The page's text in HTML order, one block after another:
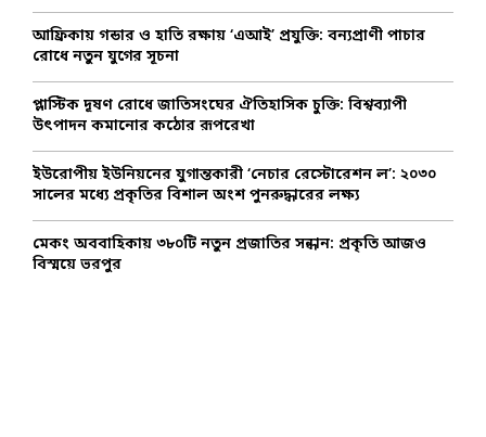
আফ্রিকায় গন্ডার ও হাতি রক্ষায় ‘এআই’ প্রযুক্তি: বন্যপ্রাণী পাচার
রোধে নতুন যুগের সূচনা
প্লাস্টিক দূষণ রোধে জাতিসংঘের ঐতিহাসিক চুক্তি: বিশ্বব্যাপী
উৎপাদন কমানোর কঠোর রূপরেখা
ইউরোপীয় ইউনিয়নের যুগান্তকারী ‘নেচার রেস্টোরেশন ল’: ২০৩০
সালের মধ্যে প্রকৃতির বিশাল অংশ পুনরুদ্ধারের লক্ষ্য
মেকং অববাহিকায় ৩৮০টি নতুন প্রজাতির সন্ধান: প্রকৃতি আজও
বিস্ময়ে ভরপুর